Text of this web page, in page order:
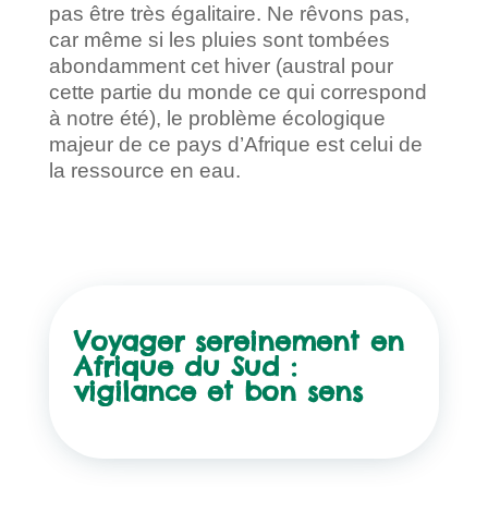
pas être très égalitaire. Ne rêvons pas,
car même si les pluies sont tombées
abondamment cet hiver (austral pour
cette partie du monde ce qui correspond
à notre été), le problème écologique
majeur de ce pays d’Afrique est celui de
la ressource en eau.
Voyager sereinement en
Afrique du Sud :
vigilance et bon sens